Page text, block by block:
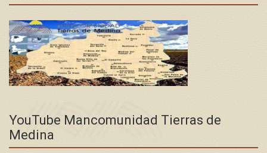
YouTube Mancomunidad Tierras de
Medina